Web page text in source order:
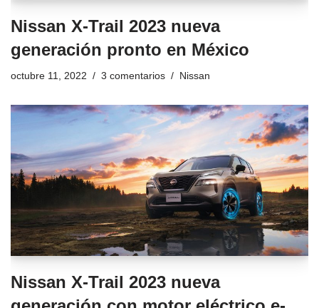
Nissan X-Trail 2023 nueva
generación pronto en México
octubre 11, 2022 3 comentarios Nissan
Nissan X-Trail 2023 nueva